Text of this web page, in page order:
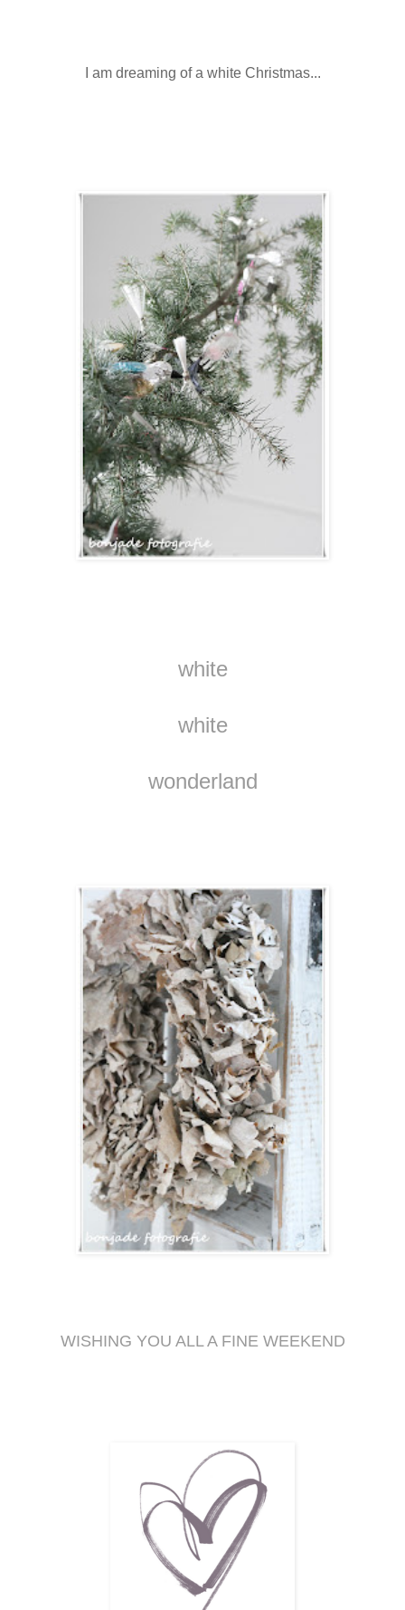
I am dreaming of a white Christmas...
white
white
wonderland
WISHING YOU ALL A FINE WEEKEND